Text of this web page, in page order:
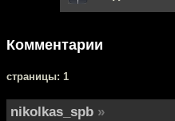
Комментарии
cтраницы: 1
nikolkas_spb »